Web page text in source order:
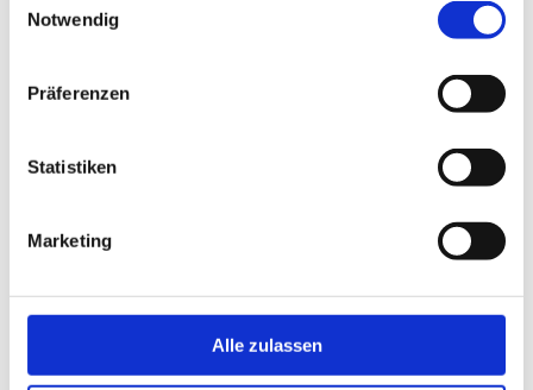
Notwendig
Präferenzen
Statistiken
Marketing
Alle zulassen
#02-2025 | NEUES JAHR - NEUES RISIKO? PRÜFEN SIE
BERUFSHAFTPFLICHTVERSICHERUNG - WAS IST
#05-2025 | UNTERSCHIED BETRIEBSHAFTPFLICHT-
UND PLANUNGSHAFTPFLICHTVERSICHERUNG